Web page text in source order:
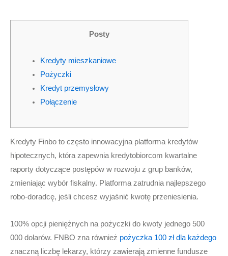
e
o
g
Posty
Kredyty mieszkaniowe
Pożyczki
Kredyt przemysłowy
Połączenie
Kredyty Finbo to często innowacyjna platforma kredytów
hipotecznych, która zapewnia kredytobiorcom kwartalne
raporty dotyczące postępów w rozwoju z grup banków,
zmieniając wybór fiskalny. Platforma zatrudnia najlepszego
robo-doradcę, jeśli chcesz wyjaśnić kwotę przeniesienia.
100% opcji pieniężnych na pożyczki do kwoty jednego 500
000 dolarów. FNBO zna również pożyczka 100 zł dla każdego
znaczną liczbę lekarzy, którzy zawierają zmienne fundusze